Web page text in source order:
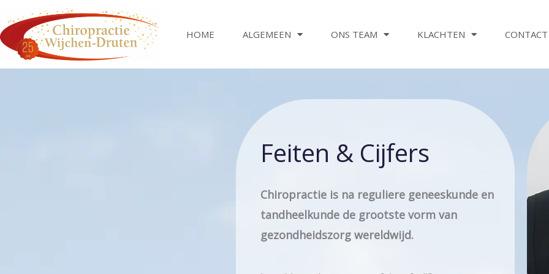
naar
de
inhoud
HOME ALGEMEEN ONS TEAM KLACHTEN CONTACT
Feiten & Cijfers
Chiropractie is na reguliere geneeskunde en
tandheelkunde de grootste vorm van
gezondheidszorg wereldwijd.